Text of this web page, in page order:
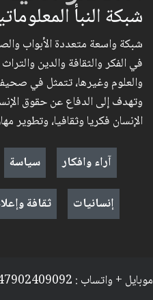
شبكة النبأ
شبكة واسعة متعددة الأبواب
في الفكر والثقافة والدين
والعلوم وغيرها، تتمثل في
وتهدف إلى الدفاع عن حقوق
الإنسان فكريا وثقافيا، وتطوير
آراء وافكار
سياسة
إنسانيات
ثقافة
موبايل + واتساب : 009647902409092